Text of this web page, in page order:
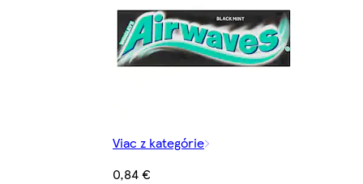
Viac z kategórie
0,84 €